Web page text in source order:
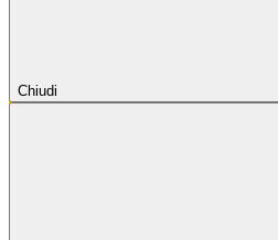
Chiudi